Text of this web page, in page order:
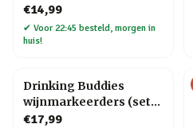
€14,99
✔ Voor 22:45 besteld, morgen in
huis!
Drinking Buddies
wijnmarkeerders (set
van 4)
€17,99